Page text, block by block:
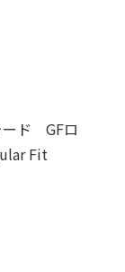
ード GFロ
Fit